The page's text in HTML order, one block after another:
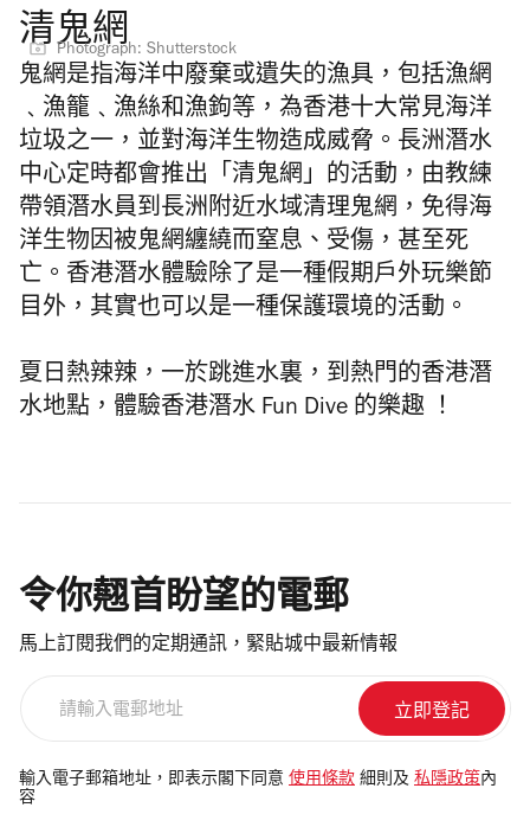
清鬼網
Photograph: Shutterstock
鬼網是指海洋中廢棄或遺失的漁具，包括漁網
﹑漁籠﹑漁絲和漁鉤等，為香港十大常見海洋
垃圾之一，並對海洋生物造成威脅。長洲潛水
中心定時都會推出「清鬼網」的活動，由教練
帶領潛水員到長洲附近水域清理鬼網，免得海
洋生物因被鬼網纏繞而窒息、受傷，甚至死
亡。 香港潛水體驗除了是一種假期戶外玩樂節
目外，其實也可以是一種保護環境的活動。
夏日熱辣辣，一於跳進水裏，到熱門的香港潛
水地點 ， 體驗香港潛水 Fun Dive 的樂趣 ！
令你翹首盼望的電郵
馬上訂閱我們的定期通訊，緊貼城中最新情報
電
郵
輸入電子郵箱地址，即表示閣下同意 使用條款 細則及 私隱政策內
容